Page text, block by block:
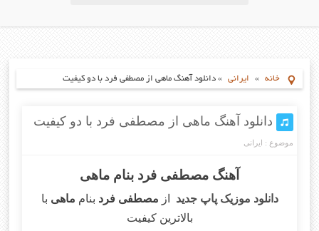
خانه » ایرانی »دانلود آهنگ ماهی از مصطفی فرد با دو کیفیت
دانلود آهنگ ماهی از مصطفی فرد با دو کیفیت
موضوع : ایرانی
آهنگ مصطفی فرد بنام ماهی
دانلود موزیک پاپ جدید از مصطفی فرد بنام ماهی با
بالاترین کیفیت